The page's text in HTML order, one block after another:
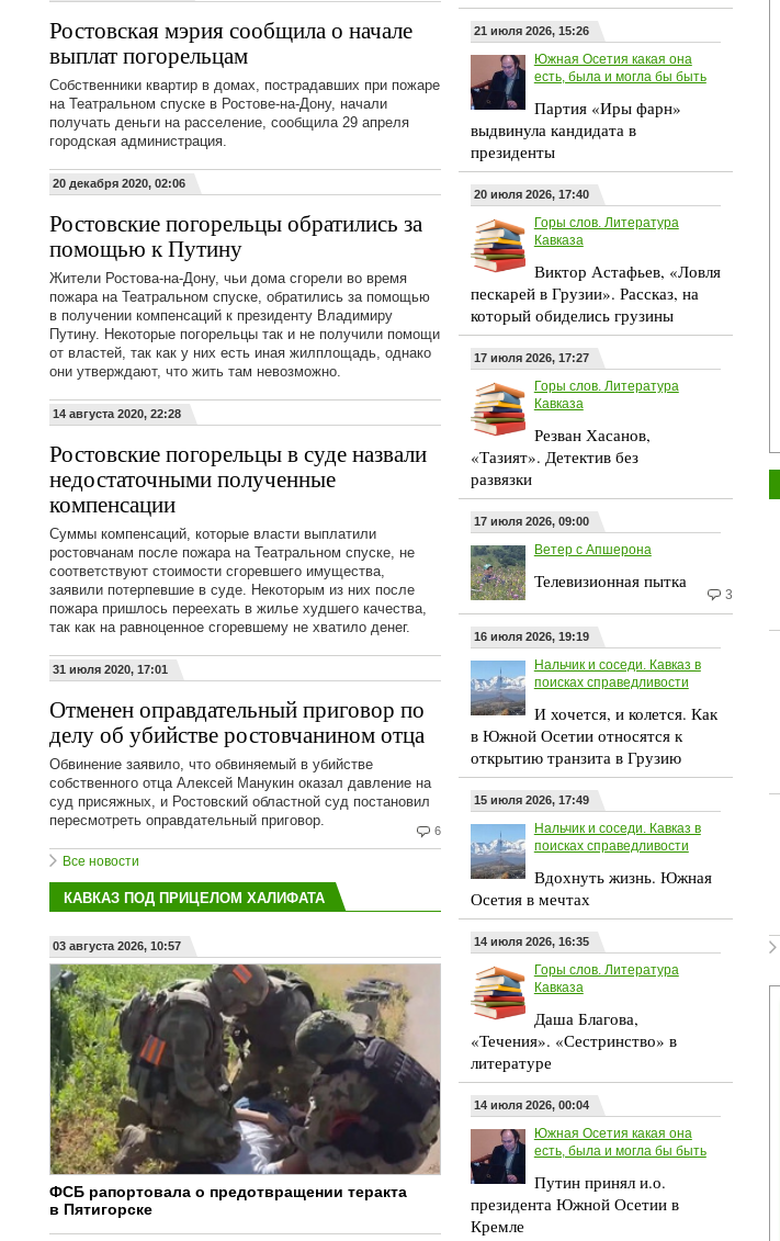
Ростовская мэрия сообщила о начале
выплат погорельцам
Собственники квартир в домах, пострадавших при пожаре
на Театральном спуске в Ростове-на-Дону, начали
получать деньги на расселение, сообщила 29 апреля
городская администрация.
20 декабря 2020, 02:06
Ростовские погорельцы обратились за
помощью к Путину
Жители Ростова-на-Дону, чьи дома сгорели во время
пожара на Театральном спуске, обратились за помощью
в получении компенсаций к президенту Владимиру
Путину. Некоторые погорельцы так и не получили помощи
от властей, так как у них есть иная жилплощадь, однако
они утверждают, что жить там невозможно.
14 августа 2020, 22:28
Ростовские погорельцы в суде назвали
недостаточными полученные
компенсации
Суммы компенсаций, которые власти выплатили
ростовчанам после пожара на Театральном спуске, не
соответствуют стоимости сгоревшего имущества,
заявили потерпевшие в суде. Некоторым из них после
пожара пришлось переехать в жилье худшего качества,
так как на равноценное сгоревшему не хватило денег.
31 июля 2020, 17:01
6
Отменен оправдательный приговор по
делу об убийстве ростовчанином отца
Обвинение заявило, что обвиняемый в убийстве
собственного отца Алексей Манукин оказал давление на
суд присяжных, и Ростовский областной суд постановил
пересмотреть оправдательный приговор.
Все новости
КАВКАЗ ПОД ПРИЦЕЛОМ ХАЛИФАТА
03 августа 2026, 10:57
ФСБ рапортовала о предотвращении теракта
в Пятигорске
21 июля 2026, 15:26
Южная Осетия какая она
есть, была и могла бы быть
Партия «Иры фарн»
выдвинула кандидата в
президенты
20 июля 2026, 17:40
Горы слов. Литература
Кавказа
Виктор Астафьев, «Ловля
пескарей в Грузии». Рассказ, на
который обиделись грузины
17 июля 2026, 17:27
Горы слов. Литература
Кавказа
Резван Хасанов,
«Тазият». Детектив без
развязки
17 июля 2026, 09:00
Ветер с Апшерона
Телевизионная пытка
3
16 июля 2026, 19:19
Нальчик и соседи. Кавказ в
поисках справедливости
И хочется, и колется. Как
в Южной Осетии относятся к
открытию транзита в Грузию
15 июля 2026, 17:49
Нальчик и соседи. Кавказ в
поисках справедливости
Вдохнуть жизнь. Южная
Осетия в мечтах
14 июля 2026, 16:35
Горы слов. Литература
Кавказа
Даша Благова,
«Течения». «Сестринство» в
литературе
14 июля 2026, 00:04
Южная Осетия какая она
есть, была и могла бы быть
Путин принял и.о.
президента Южной Осетии в
Кремле